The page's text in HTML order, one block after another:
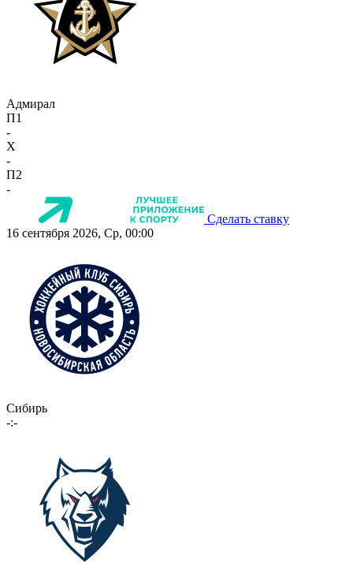
Адмирал
П1
-
X
-
П2
-
Сделать ставку
16 сентября 2026, Ср, 00:00
Сибирь
-:-